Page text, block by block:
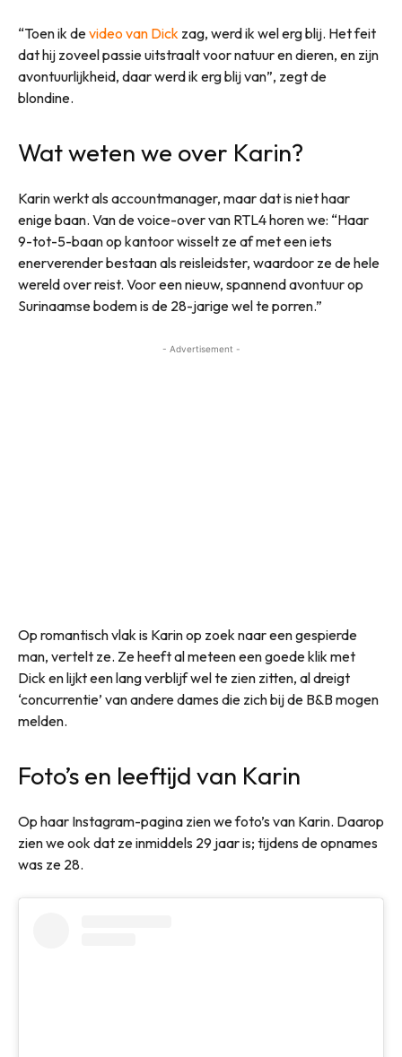
“Toen ik devideo van Dick zag, werd ik wel erg blij. Het feit
dat hij zoveel passie uitstraalt voor natuur en dieren, en zijn
avontuurlijkheid, daar werd ik erg blij van”, zegt de
blondine.
Wat weten we over Karin?
Karin werkt als accountmanager, maar dat is niet haar
enige baan. Van de voice-over van RTL4 horen we: “Haar
9-tot-5-baan op kantoor wisselt ze af met een iets
enerverender bestaan als reisleidster, waardoor ze de hele
wereld over reist. Voor een nieuw, spannend avontuur op
Surinaamse bodem is de 28-jarige wel te porren.”
- Advertisement -
Op romantisch vlak is Karin op zoek naar een gespierde
man, vertelt ze. Ze heeft al meteen een goede klik met
Dick en lijkt een lang verblijf wel te zien zitten, al dreigt
‘concurrentie’ van andere dames die zich bij de B&B mogen
melden.
Foto’s en leeftijd van Karin
Op haar Instagram-pagina zien we foto’s van Karin. Daarop
zien we ook dat ze inmiddels 29 jaar is; tijdens de opnames
was ze 28.